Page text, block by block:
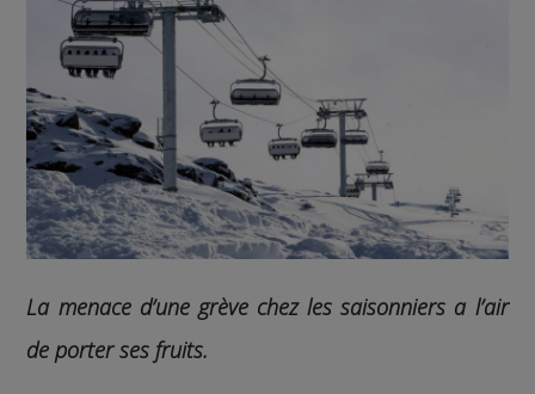
La menace d’une grève chez les saisonniers a l’air
de porter ses fruits.